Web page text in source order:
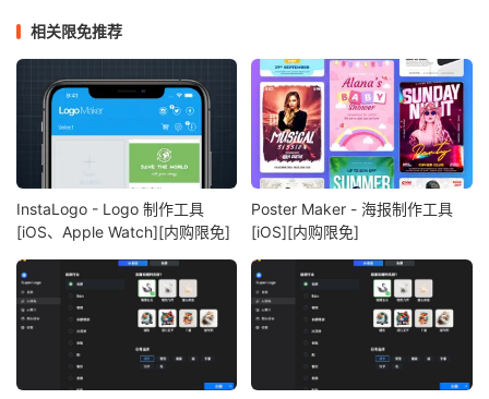
相关限免推荐
InstaLogo - Logo 制作工具
[iOS、Apple Watch][内购限免]
Poster Maker - 海报制作工具
[iOS][内购限免]